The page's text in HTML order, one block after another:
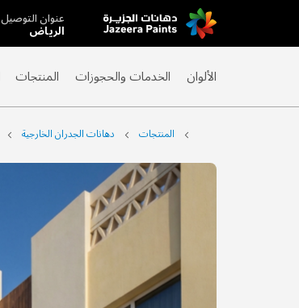
Skip
to
عنوان التوصيل
الرياض
الألوان الخدمات والحجوزات المنتجات
المنتجات دهانات الجدران الخارجية
التخطي